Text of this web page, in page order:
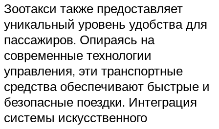
Зоотакси также предоставляет
уникальный уровень удобства для
пассажиров. Опираясь на
современные технологии
управления, эти транспортные
средства обеспечивают быстрые и
безопасные поездки. Интеграция
системы искусственного